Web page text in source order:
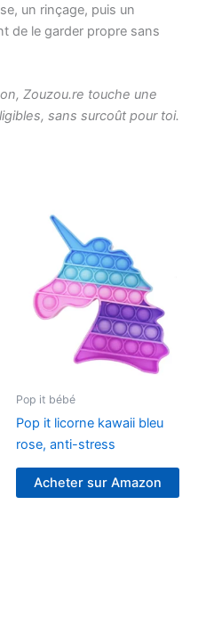
un rinçage, puis un
de le garder propre sans
Zouzou.re touche une
sans surcoût pour toi.
Pop it bébé
Pop it licorne kawaii bleu
rose, anti-stress
Acheter sur Amazon